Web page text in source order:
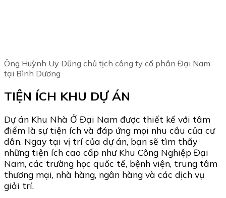
Ông Huỳnh Uy Dũng chủ tịch công ty cổ phần Đại Nam
tại Bình Dương
TIỆN ÍCH KHU DỰ ÁN
Dự án Khu Nhà Ở Đại Nam được thiết kế với tâm
điểm là sự tiện ích và đáp ứng mọi nhu cầu của cư
dân. Ngay tại vị trí của dự án, bạn sẽ tìm thấy
những tiện ích cao cấp như Khu Công Nghiệp Đại
Nam, các trường học quốc tế, bệnh viện, trung tâm
thương mại, nhà hàng, ngân hàng và các dịch vụ
giải trí.